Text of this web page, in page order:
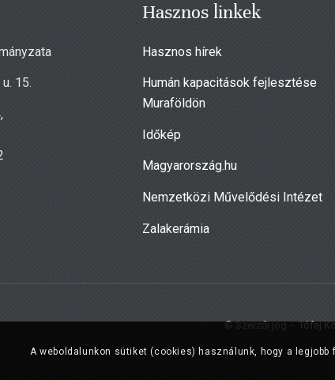
15.
Hasznos linkek
Hasznos hírek
Humán kapacitások fejlesztése
Muraföldön
Időkép
Magyarország.hu
Nemzetközi Művelődési Intézet
Zalakerámia
© Szerzői jog –Tófej
A weboldalunkon sütiket (cookies) használunk, hogy a